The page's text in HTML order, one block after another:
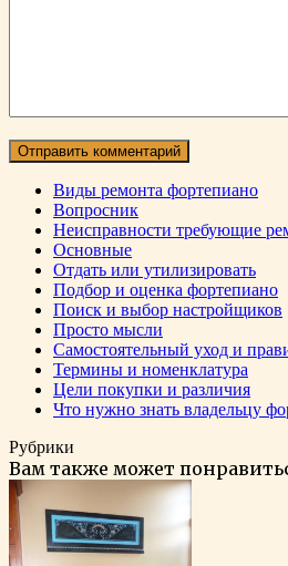
Виды ремонта фортепиано
Вопросник
Неисправности требующие
Основные
Отдать или утилизировать
Подбор и оценка фортепиано
Поиск и выбор настройщиков
Просто мысли
Самостоятельный уход и
Термины и номенклатура
Цели покупки и различия
Что нужно знать владельцу
Рубрики
Вам также может